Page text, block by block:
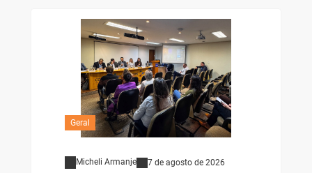
Geral
Micheli Armanje 7 de agosto de 2026